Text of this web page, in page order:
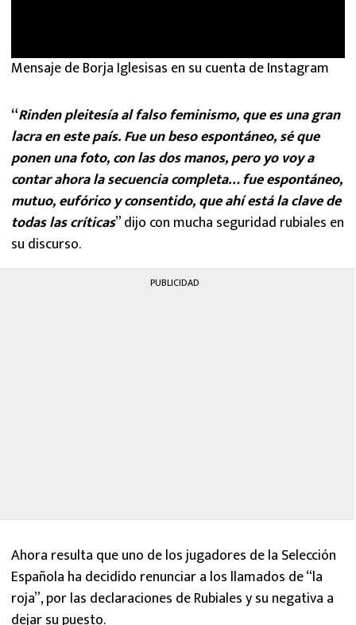
Mensaje de Borja Iglesisas en su cuenta de Instagram
“Rinden pleitesía al falso feminismo, que es una gran
lacra en este país. Fue un beso espontáneo, sé que
ponen una foto, con las dos manos, pero yo voy a
contar ahora la secuencia completa… fue espontáneo,
mutuo, eufórico y consentido, que ahí está la clave de
todas las críticas” dijo con mucha seguridad rubiales en
su discurso.
PUBLICIDAD
Ahora resulta que uno de los jugadores de la Selección
Española ha decidido renunciar a los llamados de “la
roja”, por las declaraciones de Rubiales y su negativa a
dejar su puesto.